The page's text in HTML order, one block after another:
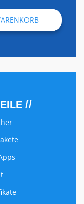
//